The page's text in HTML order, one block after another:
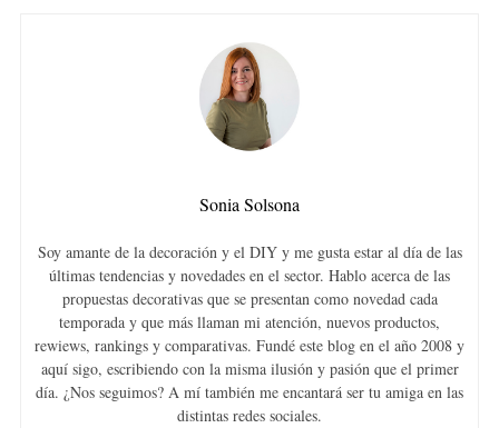
Sonia Solsona
Soy amante de la decoración y el DIY y me gusta estar al día de las
últimas tendencias y novedades en el sector. Hablo acerca de las
propuestas decorativas que se presentan como novedad cada
temporada y que más llaman mi atención, nuevos productos,
rewiews, rankings y comparativas. Fundé este blog en el año 2008 y
aquí sigo, escribiendo con la misma ilusión y pasión que el primer
día. ¿Nos seguimos? A mí también me encantará ser tu amiga en las
distintas redes sociales.